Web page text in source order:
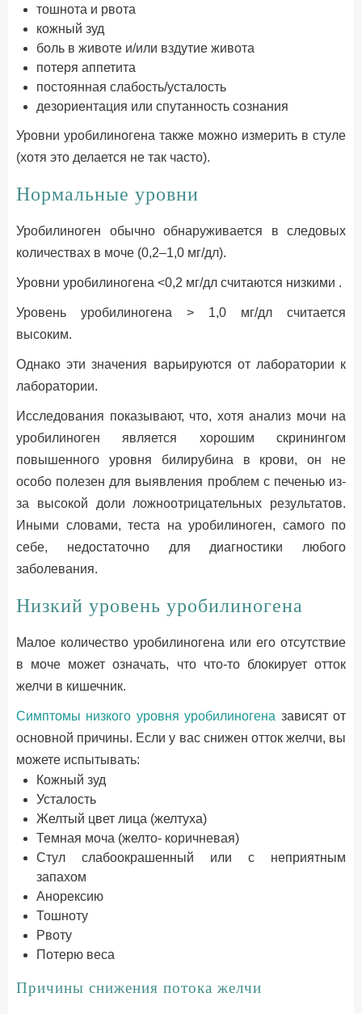
тошнота и рвота
кожный зуд
боль в животе и/или вздутие живота
потеря аппетита
постоянная слабость/усталость
дезориентация или спутанность сознания
Уровни уробилиногена также можно измерить в стуле
(хотя это делается не так часто).
Нормальные уровни
Уробилиноген обычно обнаруживается в следовых
количествах в моче (0,2–1,0 мг/дл).
Уровни уробилиногена <0,2 мг/дл считаются низкими .
Уровень уробилиногена > 1,0 мг/дл считается
высоким.
Однако эти значения варьируются от лаборатории к
лаборатории.
Исследования показывают, что, хотя анализ мочи на
уробилиноген является хорошим скринингом
повышенного уровня билирубина в крови, он не
особо полезен для выявления проблем с печенью из-
за высокой доли ложноотрицательных результатов.
Иными словами, теста на уробилиноген, самого по
себе, недостаточно для диагностики любого
заболевания.
Низкий уровень уробилиногена
Малое количество уробилиногена или его отсутствие
в моче может означать, что что-то блокирует отток
желчи в кишечник.
Симптомы низкого уровня уробилиногена зависят от
основной причины. Если у вас снижен отток желчи, вы
можете испытывать:
Кожный зуд
Усталость
Желтый цвет лица (желтуха)
Темная моча (желто- коричневая)
Стул слабоокрашенный или с неприятным
запахом
Анорексию
Тошноту
Рвоту
Потерю веса
Причины снижения потока желчи